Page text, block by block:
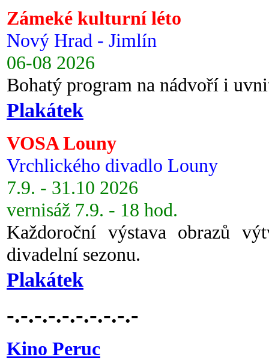
Zámeké kulturní léto
Nový Hrad - Jimlín
06-08 2026
Bohatý program na nádvoří i
Plakátek
VOSA Louny
Vrchlického divadlo Louny
7.9. - 31.10 2026
vernisáž 7.9. - 18 hod.
Každoroční výstava obrazů
divadelní sezonu.
Plakátek
-.-.-.-.-.-.-.-.-.-
Kino Peruc